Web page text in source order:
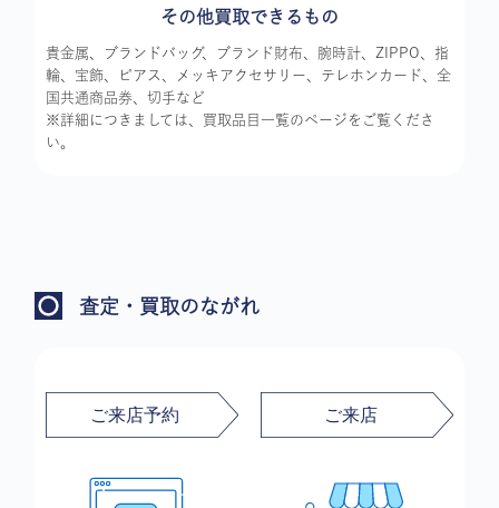
その他買取できるもの
貴金属、ブランドバッグ、ブランド財布、腕時計、ZIPPO、指
輪、宝飾、ピアス、メッキアクセサリー、テレホンカード、全
国共通商品券、切手など
※詳細につきましては、買取品目一覧のページをご覧くださ
い。
査定・買取のながれ